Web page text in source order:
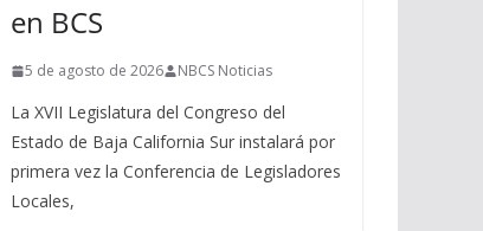
en BCS
5 de agosto de 2026 NBCS Noticias
La XVII Legislatura del Congreso del
Estado de Baja California Sur instalará por
primera vez la Conferencia de Legisladores
Locales,